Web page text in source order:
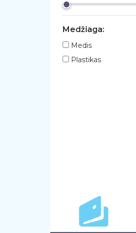
Medžiaga:
Medis
Plastikas